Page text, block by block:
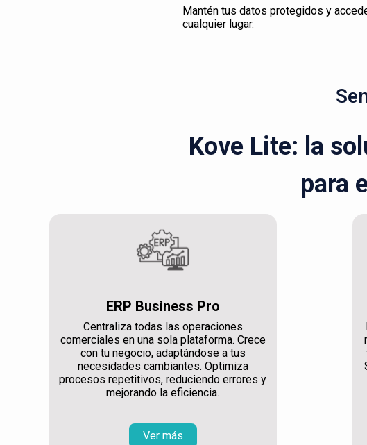
Mantén tus datos protegidos y
cualquier lugar.
Kove Lite: la
para
ERP Business Pro
Centraliza todas las operaciones
comerciales en una sola plataforma. Crece
con tu negocio, adaptándose a tus
necesidades cambiantes. Optimiza
procesos repetitivos, reduciendo errores y
mejorando la eficiencia.
Ver más